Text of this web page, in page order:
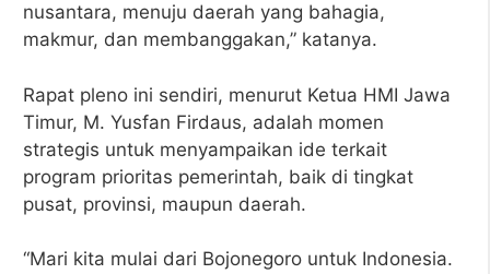
nusantara, menuju daerah yang bahagia,
makmur, dan membanggakan,” katanya.
Rapat pleno ini sendiri, menurut Ketua HMI Jawa
Timur, M. Yusfan Firdaus, adalah momen
strategis untuk menyampaikan ide terkait
program prioritas pemerintah, baik di tingkat
pusat, provinsi, maupun daerah.
“Mari kita mulai dari Bojonegoro untuk Indonesia.